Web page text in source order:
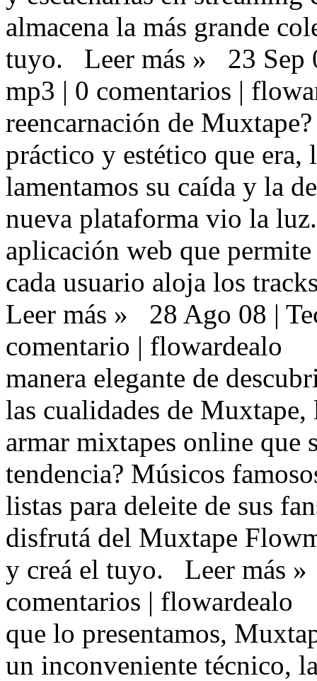
almacena la más grande
tuyo.
Leer más »
23 Sep
mp3 | 0 comentarios |
reencarnación de
práctico y estético que
lamentamos su caída y la
nueva plataforma vio la
aplicación web que
cada usuario aloja los
Leer más »
28 Ago 08 |
comentario | flowardealo
manera elegante de
las cualidades de Muxtape ,
armar mixtapes online que
tendencia? Músicos
listas para deleite de sus
disfrutá del Muxtape
y creá el tuyo.
Leer más
comentarios | flowardealo
que lo presentamos ,
un inconveniente técnico ,